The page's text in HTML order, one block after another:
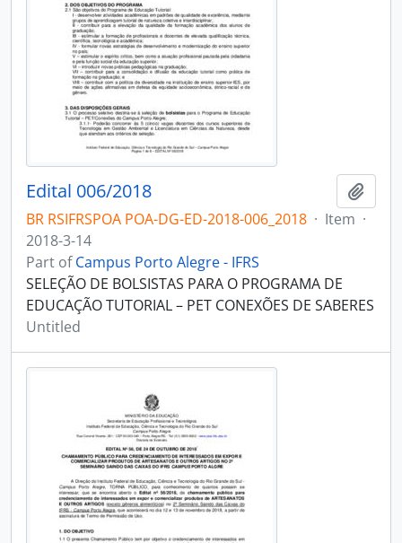
Edital 006/2018
BR RSIFRSPOA POA-DG-ED-2018-006_2018 · Item ·
2018-3-14
Part ofCampus Porto Alegre - IFRS
SELEÇÃO DE BOLSISTAS PARA O PROGRAMA DE
EDUCAÇÃO TUTORIAL – PET CONEXÕES DE SABERES
Untitled